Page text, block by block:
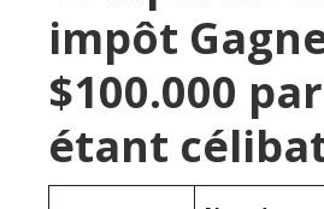
impôt
$100.000
étant